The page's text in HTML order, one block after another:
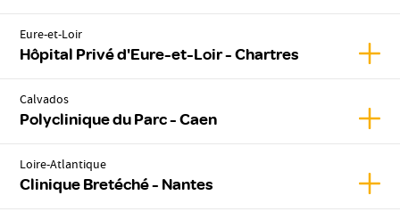
Eure-et-Loir
Hôpital Privé d'Eure-et-Loir - Chartres
Calvados
Polyclinique du Parc - Caen
Loire-Atlantique
Clinique Bretéché - Nantes